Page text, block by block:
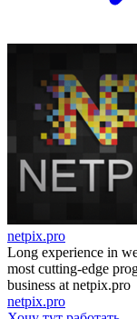
netpix.pro
Long experience in
most cutting-edge
business at netpix.pro
netpix.pro